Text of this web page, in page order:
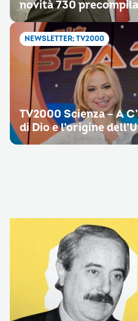
novità 730
NEWSLETTER; TV2000
TV2000 Scienza – A
di Dio e l’origine